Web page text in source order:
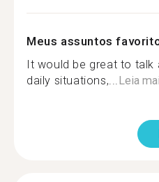
Meus assuntos
It would be great to talk
daily situations,...Leia